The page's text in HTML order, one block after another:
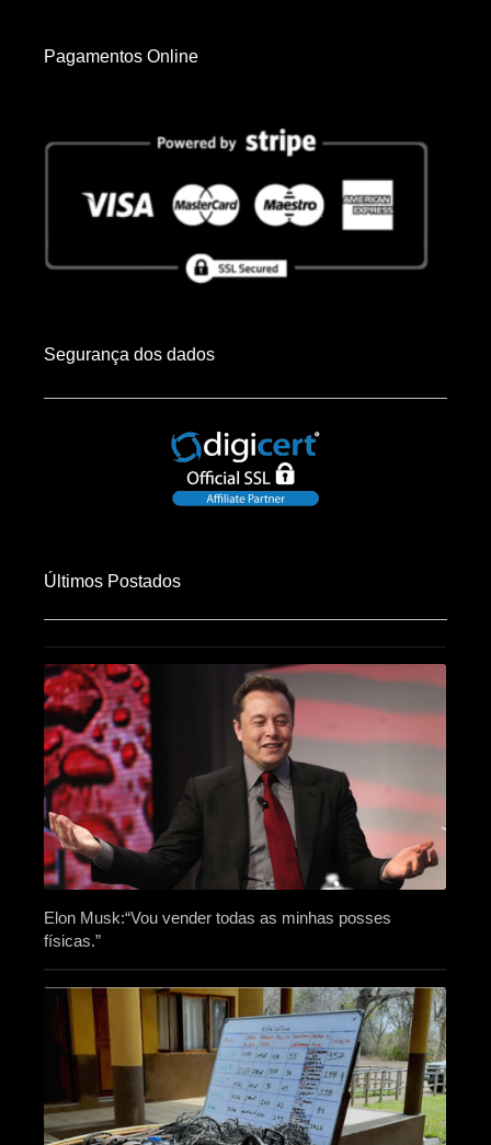
Pagamentos Online
Segurança dos dados
Últimos Postados
Elon Musk:“Vou vender todas as minhas posses
físicas.”